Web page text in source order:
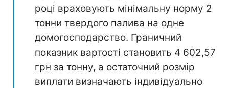
році враховують мінімальну норму 2
тонни твердого палива на одне
домогосподарство. Граничний
показник вартості становить 4 602,57
грн за тонну, а остаточний розмір
виплати визначають індивідуально